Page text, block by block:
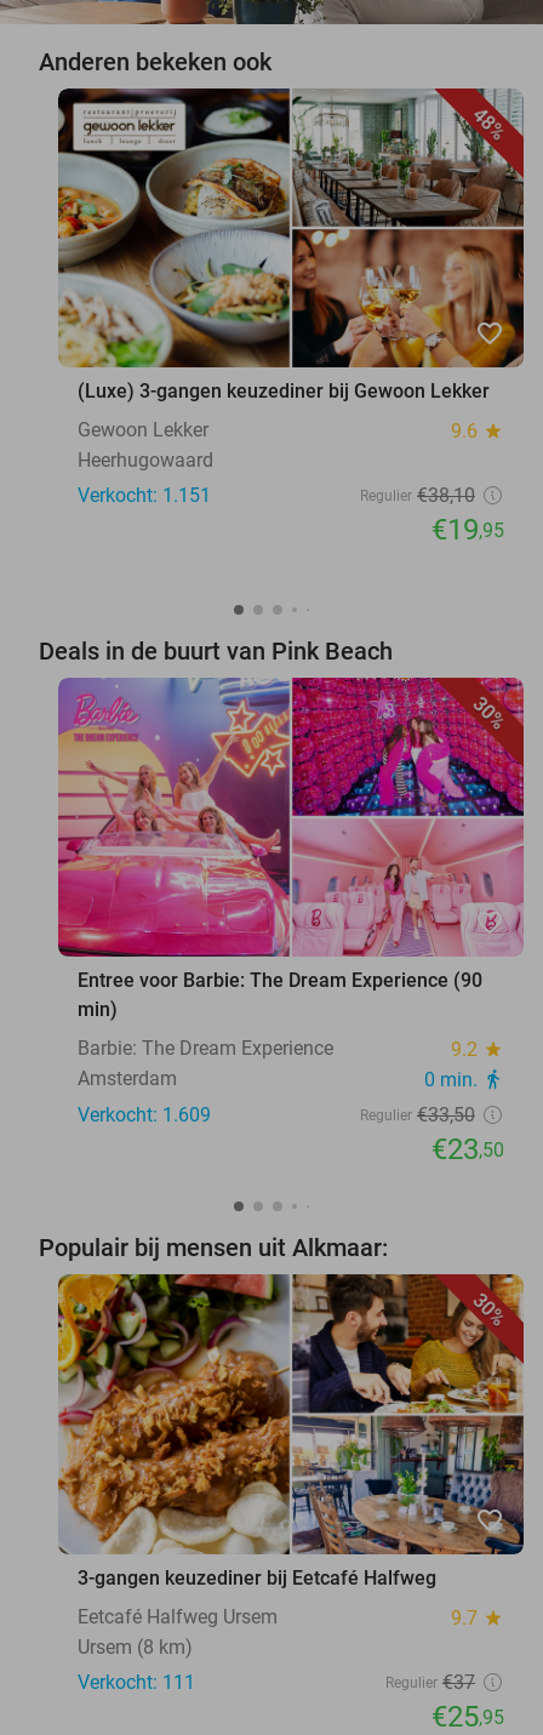
Anderen bekeken ook
48%
favorite_border
(Luxe) 3-gangen keuzediner bij Gewoon Lekker
Gewoon Lekker
9.6 star
Heerhugowaard
Verkocht: 1.151
Regulier €38,10
€19,95
Deals in de buurt van Pink Beach
30%
favorite_border
Entree voor Barbie: The Dream Experience (90
min)
Barbie: The Dream Experience
9.2 star
Amsterdam 0 min. directions_walk
Verkocht: 1.609 Regulier €33,50
€23,50
Populair bij mensen uit Alkmaar:
30%
favorite_border
3-gangen keuzediner bij Eetcafé Halfweg
Eetcafé Halfweg Ursem
9.7 star
Ursem (8 km)
Verkocht: 111
Regulier €37
€25,95